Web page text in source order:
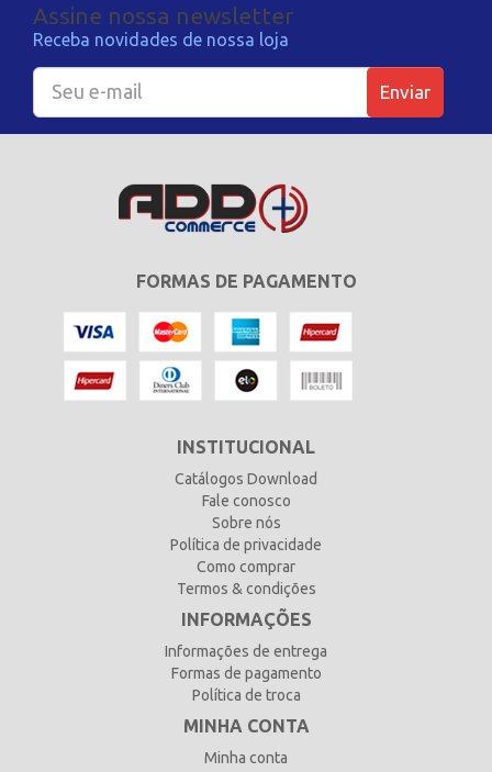
Assine nossa newsletter
Receba novidades de nossa loja
Enviar
FORMAS DE PAGAMENTO
INSTITUCIONAL
Catálogos Download
Fale conosco
Sobre nós
Política de privacidade
Como comprar
Termos & condições
INFORMAÇÕES
Informações de entrega
Formas de pagamento
Política de troca
MINHA CONTA
Minha conta